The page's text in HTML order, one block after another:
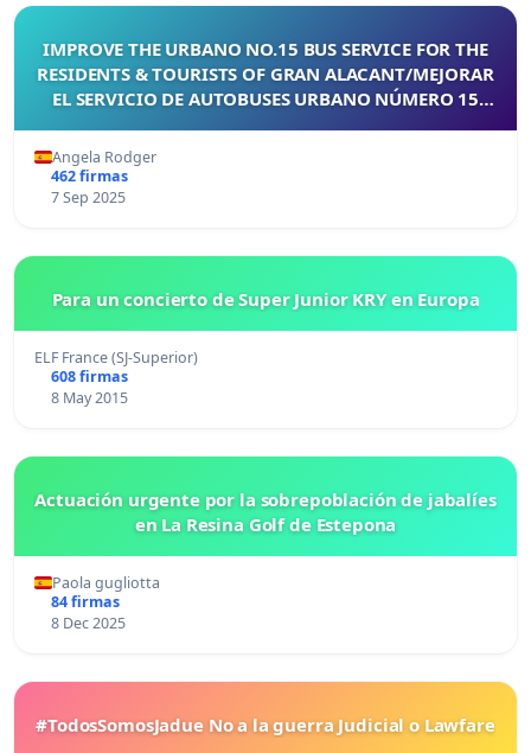
IMPROVE THE URBANO NO.15 BUS SERVICE FOR THE
RESIDENTS & TOURISTS OF GRAN ALACANT/MEJORAR
EL SERVICIO DE AUTOBUSES URBANO NÚMERO 15
Angela Rodger
462 firmas
7 Sep 2025
Para un concierto de Super Junior KRY en Europa
ELF France (SJ-Superior)
608 firmas
8 May 2015
Actuación urgente por la sobrepoblación de jabalíes
en La Resina Golf de Estepona
Paola gugliotta
84 firmas
8 Dec 2025
#TodosSomosJadue No a la guerra Judicial o Lawfare